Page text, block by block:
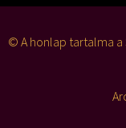
A
© A honlap tartalma a